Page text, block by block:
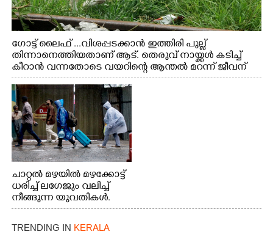
ഗോട്ട് ലൈഫ് ...വിശപ്പടക്കാൻ ഇത്തിരി പുല്ല്
തിന്നാനെത്തിയതാണ് ആട്. തെരുവ് നായ്ക്കൾ കടിച്ച്
കീറാൻ വന്നതോടെ വയറിന്റെ ആന്തൽ മറന്ന് ജീവന്
വേണ്ടിയായി ഓട്ടം. എറണാകുളം വാത്തുരുത്തിയിൽ
നിന്നുള്ള കാഴ്ച
ചാറ്റൽ മഴയിൽ മഴക്കോട്ട്
ധരിച്ച് ലഗേജും വലിച്ച്
നീങ്ങുന്ന യുവതികൾ.
എറണാകുളം മേനകയിൽ
നിന്നുള്ള കാഴ്ച
TRENDING IN KERALA